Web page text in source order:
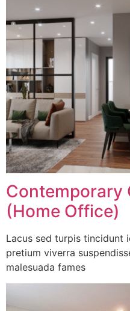
Contemporary
(Home Office)
Lacus sed turpis
pretium viverra
malesuada fames